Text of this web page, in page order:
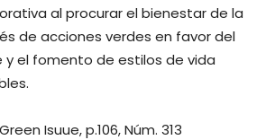
al procurar el bienestar de la
de acciones verdes en favor del
el fomento de estilos de vida
Isuue, p.106, Núm. 313